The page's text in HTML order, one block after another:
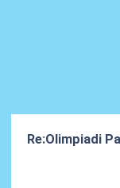
Re:Olimpiadi